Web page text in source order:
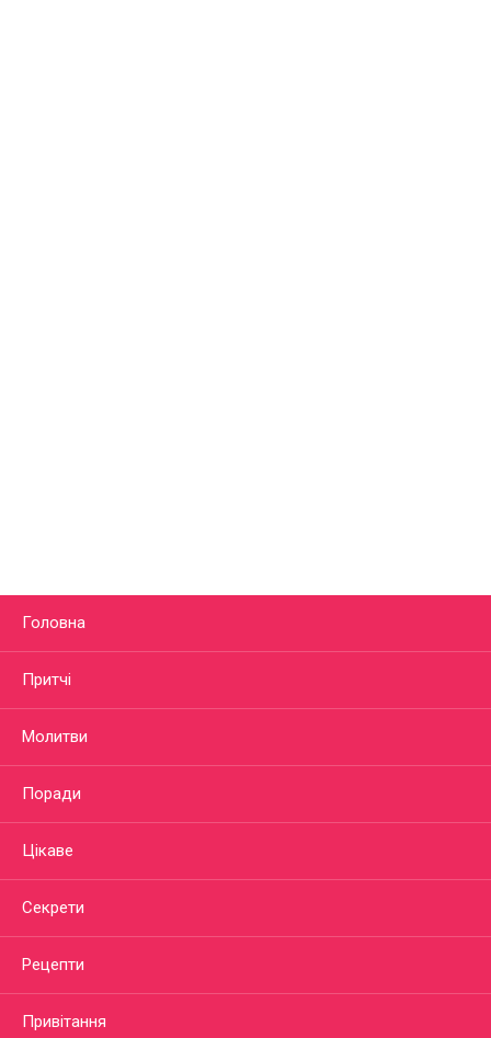
Головна
Притчі
Молитви
Поради
Цікаве
Секрети
Рецепти
Привітання